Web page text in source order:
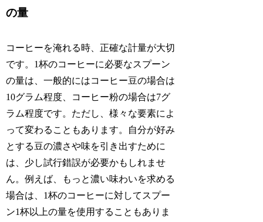
の量
コーヒーを淹れる時、正確な計量が大切
です。1杯のコーヒーに必要なスプーン
の量は、一般的にはコーヒー豆の場合は
10グラム程度、コーヒー粉の場合は7グ
ラム程度です。ただし、様々な要素によ
って変わることもあります。自分が好み
とする豆の濃さや味を引き出すために
は、少し試行錯誤が必要かもしれませ
ん。例えば、もっと濃い味わいを求める
場合は、1杯のコーヒーに対してスプー
ン1杯以上の量を使用することもありま